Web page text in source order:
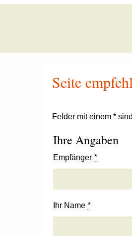
Seite
Felder mit einem *
Ihre Angaben
Empfänger *
Ihr Name *